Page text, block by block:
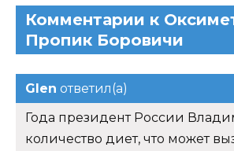
Комментарии к
Пропик Боровичи
Glen ответил(а)
Года президент России
количество диет, что может